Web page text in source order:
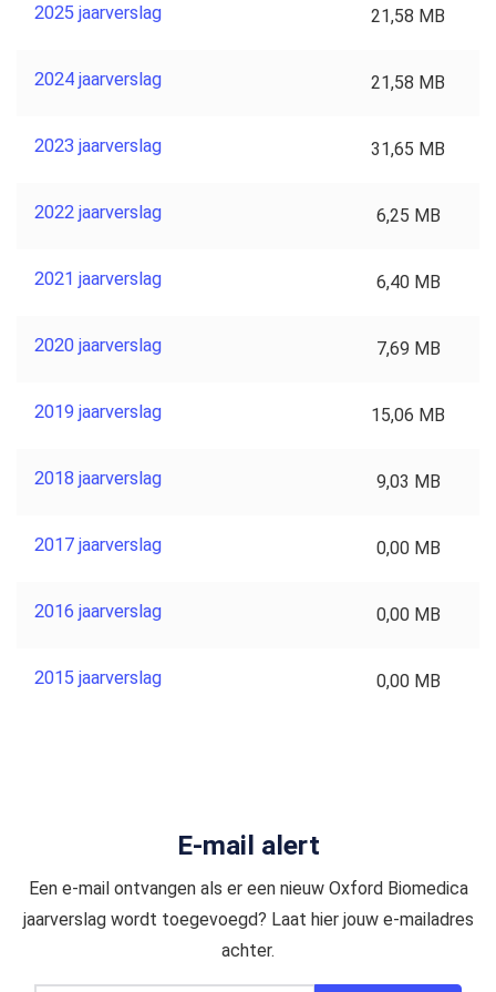
2025 jaarverslag 21,58 MB
2024 jaarverslag 21,58 MB
2023 jaarverslag 31,65 MB
2022 jaarverslag 6,25 MB
2021 jaarverslag 6,40 MB
2020 jaarverslag 7,69 MB
2019 jaarverslag 15,06 MB
2018 jaarverslag 9,03 MB
2017 jaarverslag 0,00 MB
2016 jaarverslag 0,00 MB
2015 jaarverslag 0,00 MB
E-mail alert
Een e-mail ontvangen als er een nieuw Oxford Biomedica
jaarverslag wordt toegevoegd? Laat hier jouw e-mailadres
achter.